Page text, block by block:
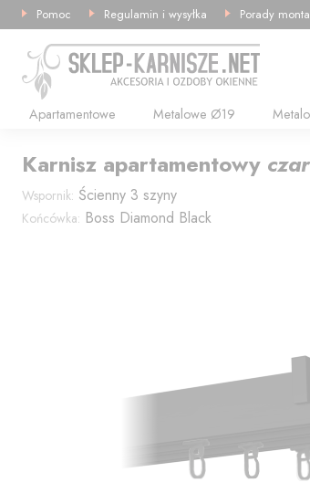
Apartamentowe Metalowe Ø19
Pomoc Regulamin i wysyłka Porady
Karnisz apartamentowy
Wspornik: Ścienny 3 szyny
Końcówka: Boss Diamond Black